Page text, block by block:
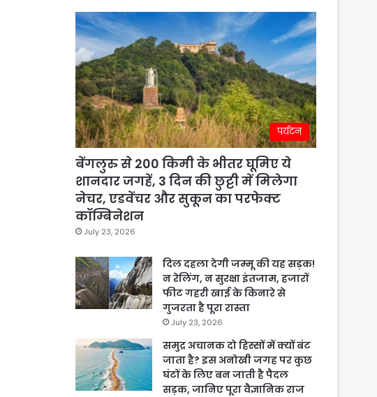
पर्यटन
बेंगलुरु से 200 किमी के भीतर घूमिए ये
शानदार जगहें, 3 दिन की छुट्टी में मिलेगा
नेचर, एडवेंचर और सुकून का परफेक्ट
कॉम्बिनेशन
July 23, 2026
दिल दहला देगी जम्मू की यह सड़क!
न रेलिंग, न सुरक्षा इंतजाम, हजारों
फीट गहरी खाई के किनारे से
गुजरता है पूरा रास्ता
July 23, 2026
समुद्र अचानक दो हिस्सों में क्यों बंट
जाता है? इस अनोखी जगह पर कुछ
घंटों के लिए बन जाती है पैदल
सड़क, जानिए पूरा वैज्ञानिक राज